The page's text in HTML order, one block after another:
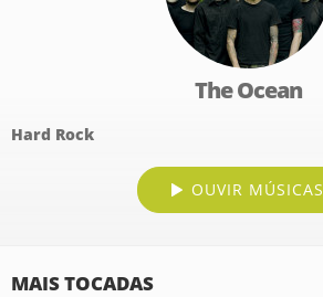
The Ocean
Hard Rock
OUVIR MÚSICAS
MAIS TOCADAS